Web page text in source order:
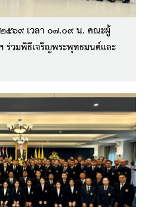
๕๖๙ เวลา ๐๗.๐๙ น. คณะผู้
ร่วมพิธีเจริญพระพุทธมนต์และ
าชกุศล แด่ พระบาทสมเด็จ